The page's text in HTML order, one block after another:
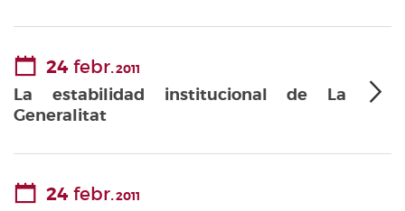
24 febr.2011
La estabilidad institucional de La
Generalitat
24 febr.2011